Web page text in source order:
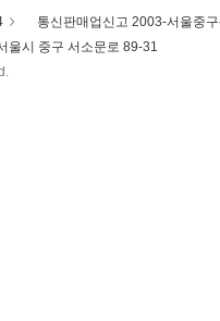
통신판매업신고 2003-서울중
울시 중구 서소문로 89-31